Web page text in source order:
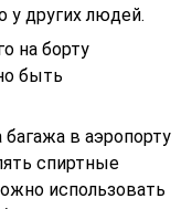
у других людей.
на борту
быть
в аэропорту
спиртные
использовать